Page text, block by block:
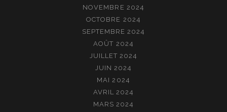
NOVEMBRE 2024
OCTOBRE 2024
SEPTEMBRE 2024
AOÛT 2024
JUILLET 2024
JUIN 2024
MAI 2024
AVRIL 2024
MARS 2024